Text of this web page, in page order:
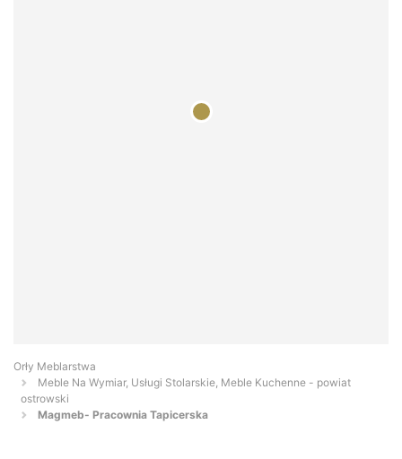
Orły Meblarstwa
Meble Na Wymiar, Usługi Stolarskie, Meble Kuchenne - powiat
ostrowski
Magmeb- Pracownia Tapicerska